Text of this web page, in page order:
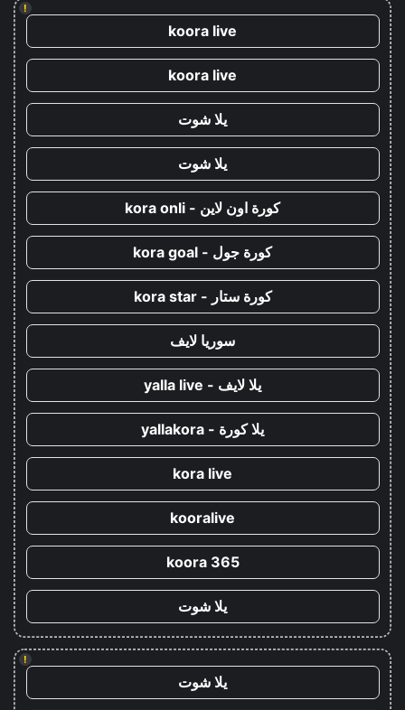
!
koora live
koora live
يلا شوت
يلا شوت
كورة اون لاين - kora onli
كورة جول - kora goal
كورة ستار - kora star
سوريا لايف
يلا لايف - yalla live
يلا كورة - yallakora
kora live
kooralive
koora 365
يلا شوت
!
يلا شوت